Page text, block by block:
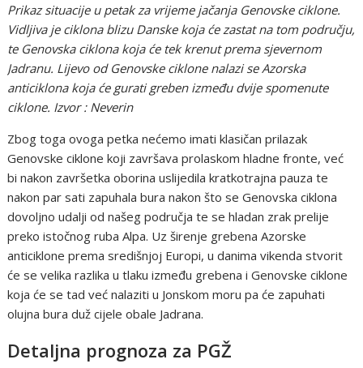
Prikaz situacije u petak za vrijeme jačanja Genovske ciklone.
Vidljiva je ciklona blizu Danske koja će zastat na tom području,
te Genovska ciklona koja će tek krenut prema sjevernom
Jadranu. Lijevo od Genovske ciklone nalazi se Azorska
anticiklona koja će gurati greben između dvije spomenute
ciklone. Izvor : Neverin
Zbog toga ovoga petka nećemo imati klasičan prilazak
Genovske ciklone koji završava prolaskom hladne fronte, već
bi nakon završetka oborina uslijedila kratkotrajna pauza te
nakon par sati zapuhala bura nakon što se Genovska ciklona
dovoljno udalji od našeg područja te se hladan zrak prelije
preko istočnog ruba Alpa. Uz širenje grebena Azorske
anticiklone prema središnjoj Europi, u danima vikenda stvorit
će se velika razlika u tlaku između grebena i Genovske ciklone
koja će se tad već nalaziti u Jonskom moru pa će zapuhati
olujna bura duž cijele obale Jadrana.
Detaljna prognoza za PGŽ